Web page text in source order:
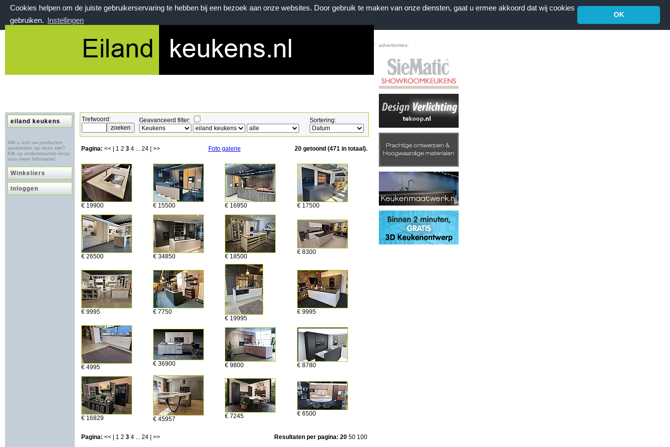
Cookies helpen om de juiste gebruikerservaring te hebben bij een bezoek aan onze websites. Door gebruik te maken van onze diensten, gaat u ermee akkoord dat wij cookies
gebruiken. Instellingen
OK
donderdag 6 augustus 2026, 10:06 uur
Welkom bij eilandkeukens.nl
Voorwaarden
advertenties:
eiland keukens
Wilt u ook uw producten
aanbieden op deze site?
Klik op onderstaande knop
voor meer informatie!
Winkeliers
Inloggen
Trefwoord: Geavanceerd filter: Sortering:
Pagina: << | 1 2 3 4 ... 24 | >> Foto galerie 20 getoond (471 in totaal).
€ 19900 € 15500 € 16950 € 17500
€ 26500 € 34850 € 18500
€ 8300
€ 9995
€ 7750
€ 19995
€ 9995
€ 4995 € 36900 € 9800 € 8780
€ 16829 € 45957 € 7245 € 6500
Pagina: << | 1 2 3 4 ... 24 | >> Resultaten per pagina: 20 50 100